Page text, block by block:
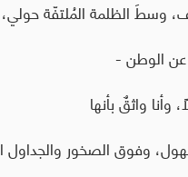
وسطَ الظلمة المُلتفّة حولي،
عن الوطن -
واثقٌ بأنها
وفوق الصخور والجداول